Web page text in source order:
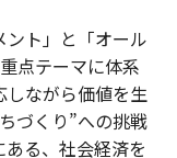
ント」と「オール
点テーマに体系
ながら価値を生
づくり”への挑戦
る、社会経済を